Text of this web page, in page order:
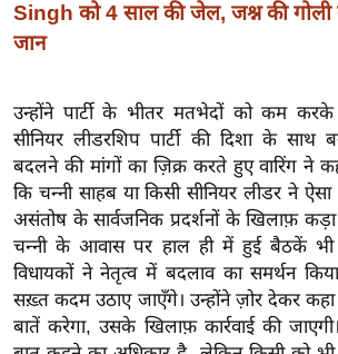
बे
सा
ल
श
ख्सि
य
त
यं
ग
इं
Singh को 4 साल की जेल, जश्न की गोली
जान
उन्होंने पार्टी के भीतर मतभेदों को कम
सीनियर लीडरशिप पार्टी की दिशा के साथ
बदलने की मांगों का ज़िक्र करते हुए वारिंग ने
कि चन्नी साहब या किसी सीनियर लीडर ने
असंतोष के सार्वजनिक प्रदर्शनों के खिलाफ़
चन्नी के आवास पर हाल ही में हुई बैठकें
विधायकों ने नेतृत्व में बदलाव का समर्थन
सख़्त कदम उठाए जाएँगे। उन्होंने ज़ोर देकर कहा
बातें करेगा, उसके खिलाफ़ कार्रवाई की